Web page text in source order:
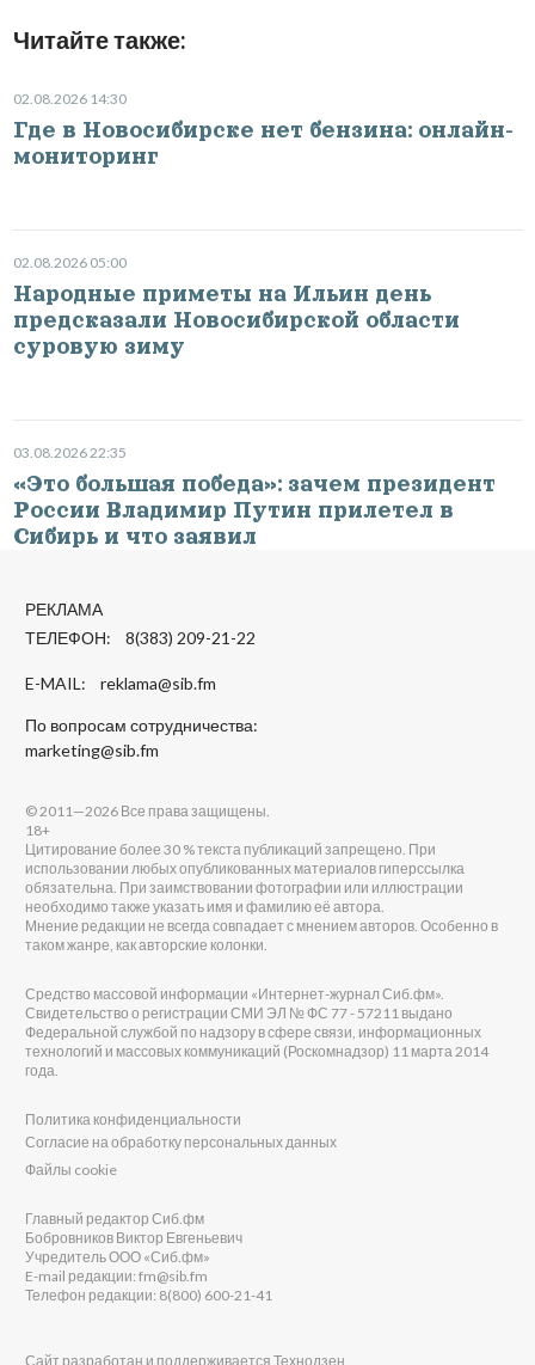
Читайте также:
02.08.2026 14:30
Где в Новосибирске нет бензина: онлайн-
мониторинг
02.08.2026 05:00
Народные приметы на Ильин день
предсказали Новосибирской области
суровую зиму
03.08.2026 22:35
«Это большая победа»: зачем президент
России Владимир Путин прилетел в
Сибирь и что заявил
РЕКЛАМА
ТЕЛЕФОН: 8(383) 209-21-22
E-MAIL: reklama@sib.fm
По вопросам сотрудничества:
marketing@sib.fm
© 2011—2026 Все права защищены.
18+
Цитирование более 30 % текста публикаций запрещено. При
использовании любых опубликованных материалов гиперссылка
обязательна. При заимствовании фотографии или иллюстрации
необходимо также указать имя и фамилию её автора.
Мнение редакции не всегда совпадает с мнением авторов. Особенно в
таком жанре, как авторские колонки.
Средство массовой информации «Интернет-журнал Сиб.фм».
Свидетельство о регистрации СМИ ЭЛ № ФС 77 - 57211 выдано
Федеральной службой по надзору в сфере связи, информационных
технологий и массовых коммуникаций (Роскомнадзор) 11 марта 2014
года.
Политика конфиденциальности
Согласие на обработку персональных данных
Файлы cookie
Главный редактор Сиб.фм
Бобровников Виктор Евгеньевич
Учредитель ООО «Сиб.фм»
E-mail редакции: fm@sib.fm
Телефон редакции: 8(800) 600-21-41
Сайт разработан и поддерживается Технодзен